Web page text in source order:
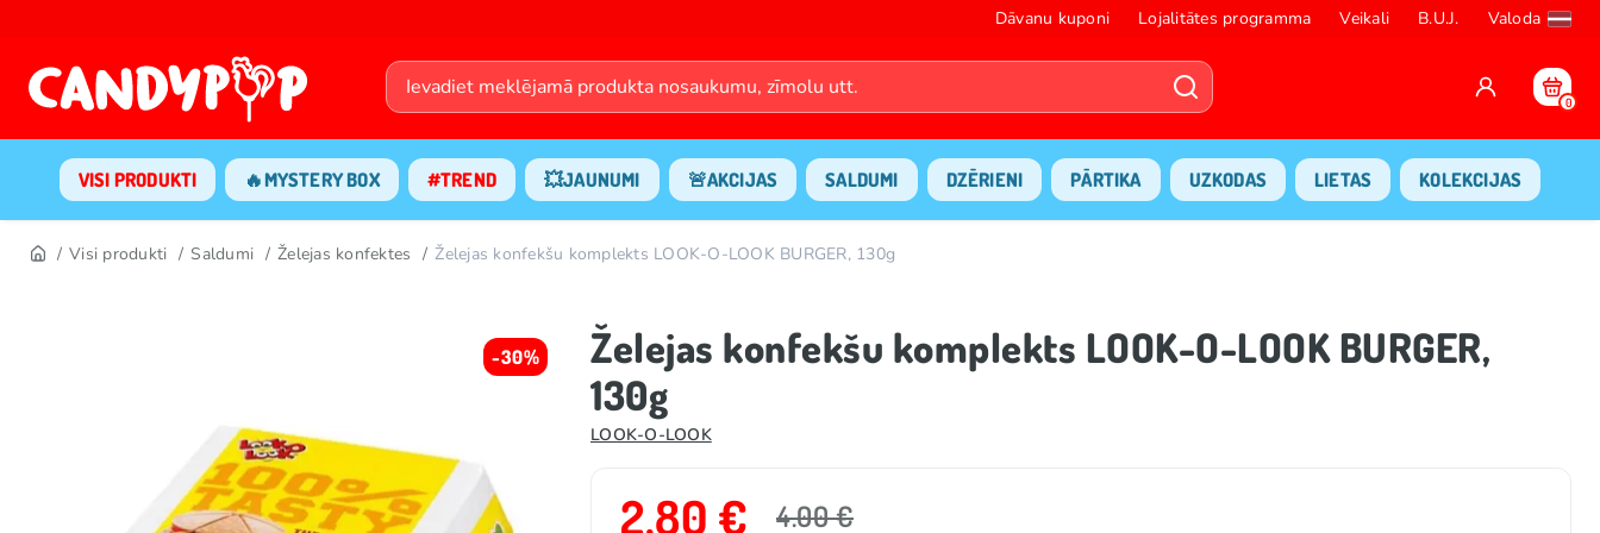
Dāvanu kuponi Lojalitātes programma Veikali B.U.J. Valoda
0
VISI PRODUKTI 🔥MYSTERY BOX #TREND 💥JAUNUMI 🚨AKCIJAS SALDUMI DZĒRIENI PĀRTIKA UZKODAS LIETAS KOLEKCIJAS
Visi produkti Saldumi Želejas konfektes Želejas konfekšu komplekts LOOK-O-LOOK BURGER, 130g
-30%
Želejas konfekšu komplekts LOOK-O-LOOK BURGER,
130g
LOOK-O-LOOK
2.80 € 4.00 €